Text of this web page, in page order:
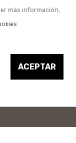
más información,
ACEPTAR